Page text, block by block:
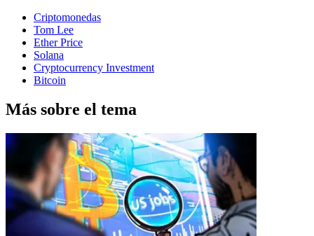
Criptomonedas
Tom Lee
Ether Price
Solana
Cryptocurrency Investment
Bitcoin
Más sobre el tema